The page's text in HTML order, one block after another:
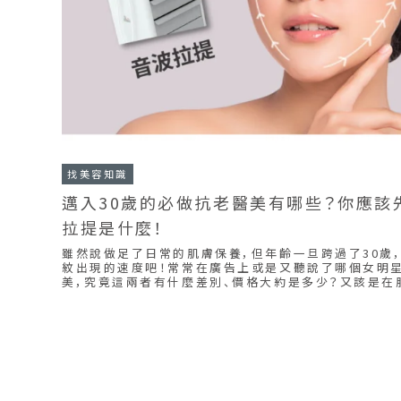
找美容知識
邁入30歲的必做抗老醫美有哪些？你應該
拉提是什麼！
雖然說做足了日常的肌膚保養，但年齡一旦跨過了30歲
紋出現的速度吧！常常在廣告上或是又聽說了哪個女明
美，究竟這兩者有什麼差別、價格大約是多少？又該是